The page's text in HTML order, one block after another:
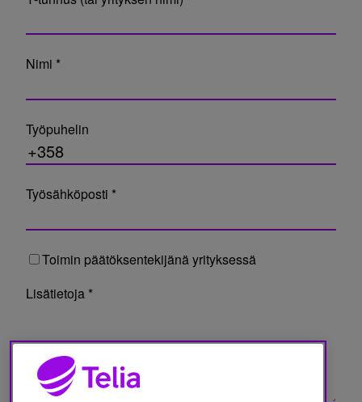
Nimi *
Työpuhelin
Työsähköposti *
Toimin päätöksentekijänä yrityksessä
Lisätietoja *